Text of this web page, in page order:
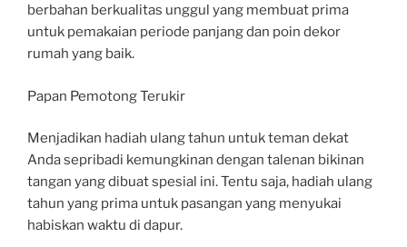
berbahan berkualitas unggul yang membuat prima
untuk pemakaian periode panjang dan poin dekor
rumah yang baik.
Papan Pemotong Terukir
Menjadikan hadiah ulang tahun untuk teman dekat
Anda sepribadi kemungkinan dengan talenan bikinan
tangan yang dibuat spesial ini. Tentu saja, hadiah ulang
tahun yang prima untuk pasangan yang menyukai
habiskan waktu di dapur.